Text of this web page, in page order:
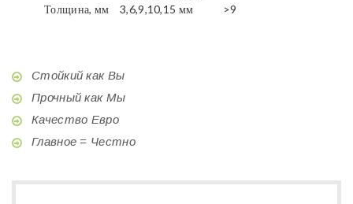
Толщина, мм
3,6,9,10,15 мм >9
Стойкий как Вы
Прочный как Мы
Качество Евро
Главное = Честно